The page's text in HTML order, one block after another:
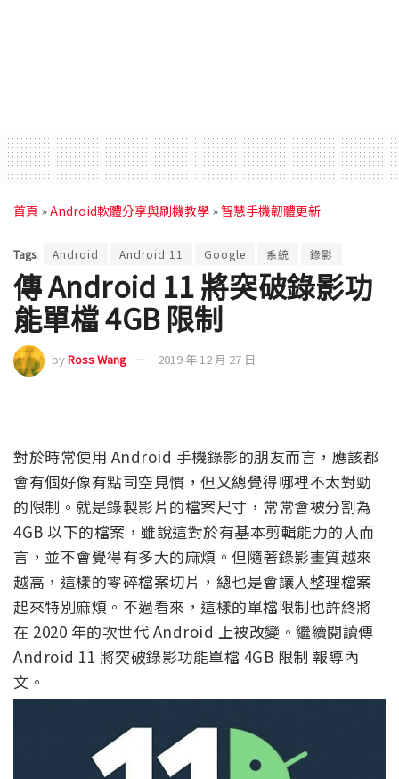
首頁 »Android軟體分享與刷機教學 »智慧手機韌體更新
Tags: Android Android 11 Google 系統 錄影
傳 Android 11 將突破錄影功
能單檔 4GB 限制
byRoss Wang 2019 年 12 月 27 日
對於時常使用 Android 手機錄影的朋友而言，應該都
會有個好像有點司空見慣，但又總覺得哪裡不太對勁
的限制。就是錄製影片的檔案尺寸，常常會被分割為
4GB 以下的檔案，雖說這對於有基本剪輯能力的人而
言，並不會覺得有多大的麻煩。但隨著錄影畫質越來
越高，這樣的零碎檔案切片，總也是會讓人整理檔案
起來特別麻煩。不過看來，這樣的單檔限制也許終將
在 2020 年的次世代 Android 上被改變。繼續閱讀傳
Android 11 將突破錄影功能單檔 4GB 限制 報導內
文。